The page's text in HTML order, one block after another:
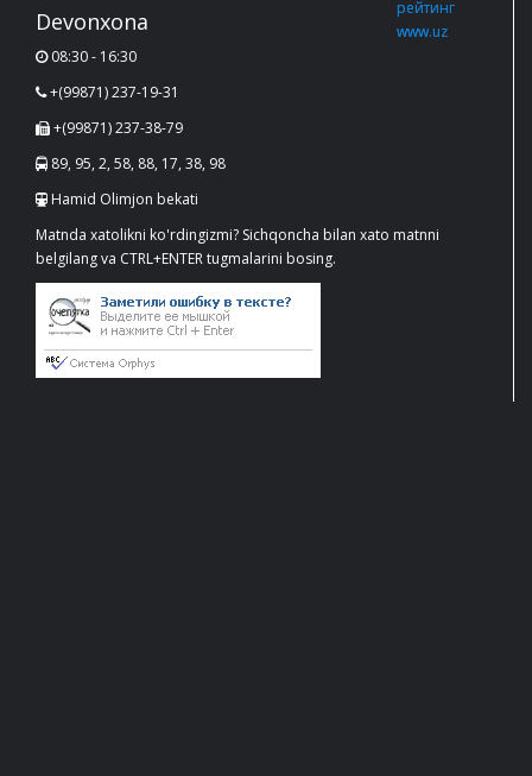
Devonxona
08:30 - 16:30
+(99871) 237-19-31
+(99871) 237-38-79
89, 95, 2, 58, 88, 17, 38, 98
Hamid Olimjon bekati
Matnda xatolikni ko'rdingizmi? Sichqoncha bilan xato matnni
belgilang va CTRL+ENTER tugmalarini bosing.